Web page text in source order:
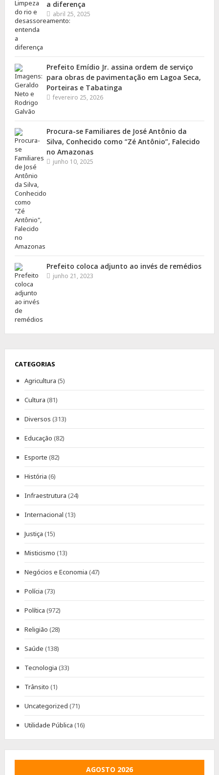
a diferença
abril 25, 2025
Prefeito Emídio Jr. assina ordem de serviço
para obras de pavimentação em Lagoa Seca,
Porteiras e Tabatinga
fevereiro 25, 2026
Procura-se Familiares de José Antônio da
Silva, Conhecido como “Zé Antônio”, Falecido
no Amazonas
junho 10, 2025
Prefeito coloca adjunto ao invés de remédios
junho 21, 2023
CATEGORIAS
Agricultura (5)
Cultura (81)
Diversos (313)
Educação (82)
Esporte (82)
História (6)
Infraestrutura (24)
Internacional (13)
Justiça (15)
Misticismo (13)
Negócios e Economia (47)
Polícia (73)
Política (972)
Religião (28)
Saúde (138)
Tecnologia (33)
Trânsito (1)
Uncategorized (71)
Utilidade Pública (16)
AGOSTO 2026